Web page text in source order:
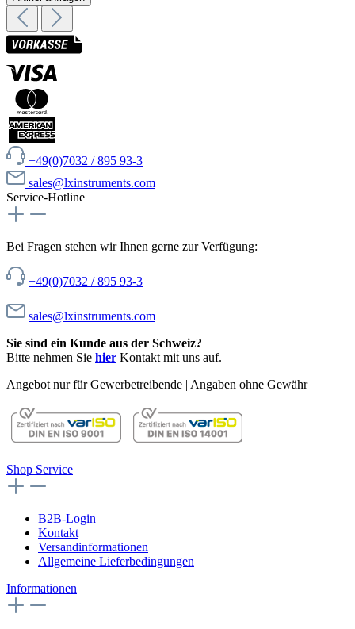
+49(0)7032 / 895 93-3
sales@lxinstruments.com
Service-Hotline
Bei Fragen stehen wir Ihnen gerne zur Verfügung:
+49(0)7032 / 895 93-3
sales@lxinstruments.com
Sie sind ein Kunde aus der Schweiz?
Bitte nehmen Sie hier Kontakt mit uns auf.
Angebot nur für Gewerbetreibende | Angaben ohne Gewähr
Shop Service
B2B-Login
Kontakt
Versandinformationen
Allgemeine Lieferbedingungen
Informationen